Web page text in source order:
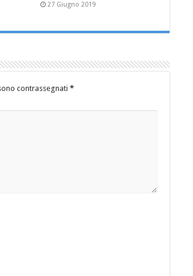
27 Giugno 2019
contrassegnati *